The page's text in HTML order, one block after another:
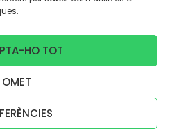
HO TOT
OMET
Cívic, 2n pis, 43520, Roquetes